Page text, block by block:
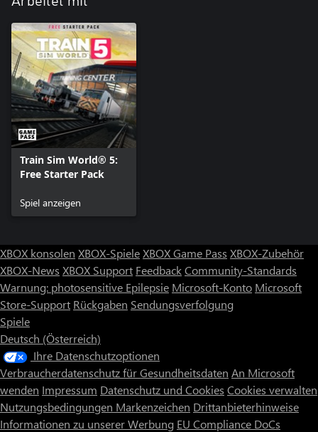
Train Sim World® 5:
Free Starter Pack
Spiel anzeigen
XBOX konsolen XBOX-SpieleXBOX Game Pass XBOX-Zubehör
XBOX-News XBOX Support FeedbackCommunity-Standards
Warnung: photosensitive Epilepsie Microsoft-Konto Microsoft
Store-Support Rückgaben Sendungsverfolgung
Spiele
Deutsch (Österreich)
Ihre Datenschutzoptionen
Verbraucherdatenschutz für Gesundheitsdaten An Microsoft
wenden Impressum Datenschutz und Cookies Cookies verwalten
Nutzungsbedingungen Markenzeichen Drittanbieterhinweise
Informationen zu unserer Werbung EU Compliance DoCs